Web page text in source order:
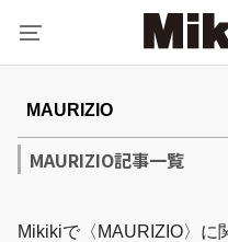
MAURIZIO記事一覧
Mikikiで〈MAURIZIO〉に